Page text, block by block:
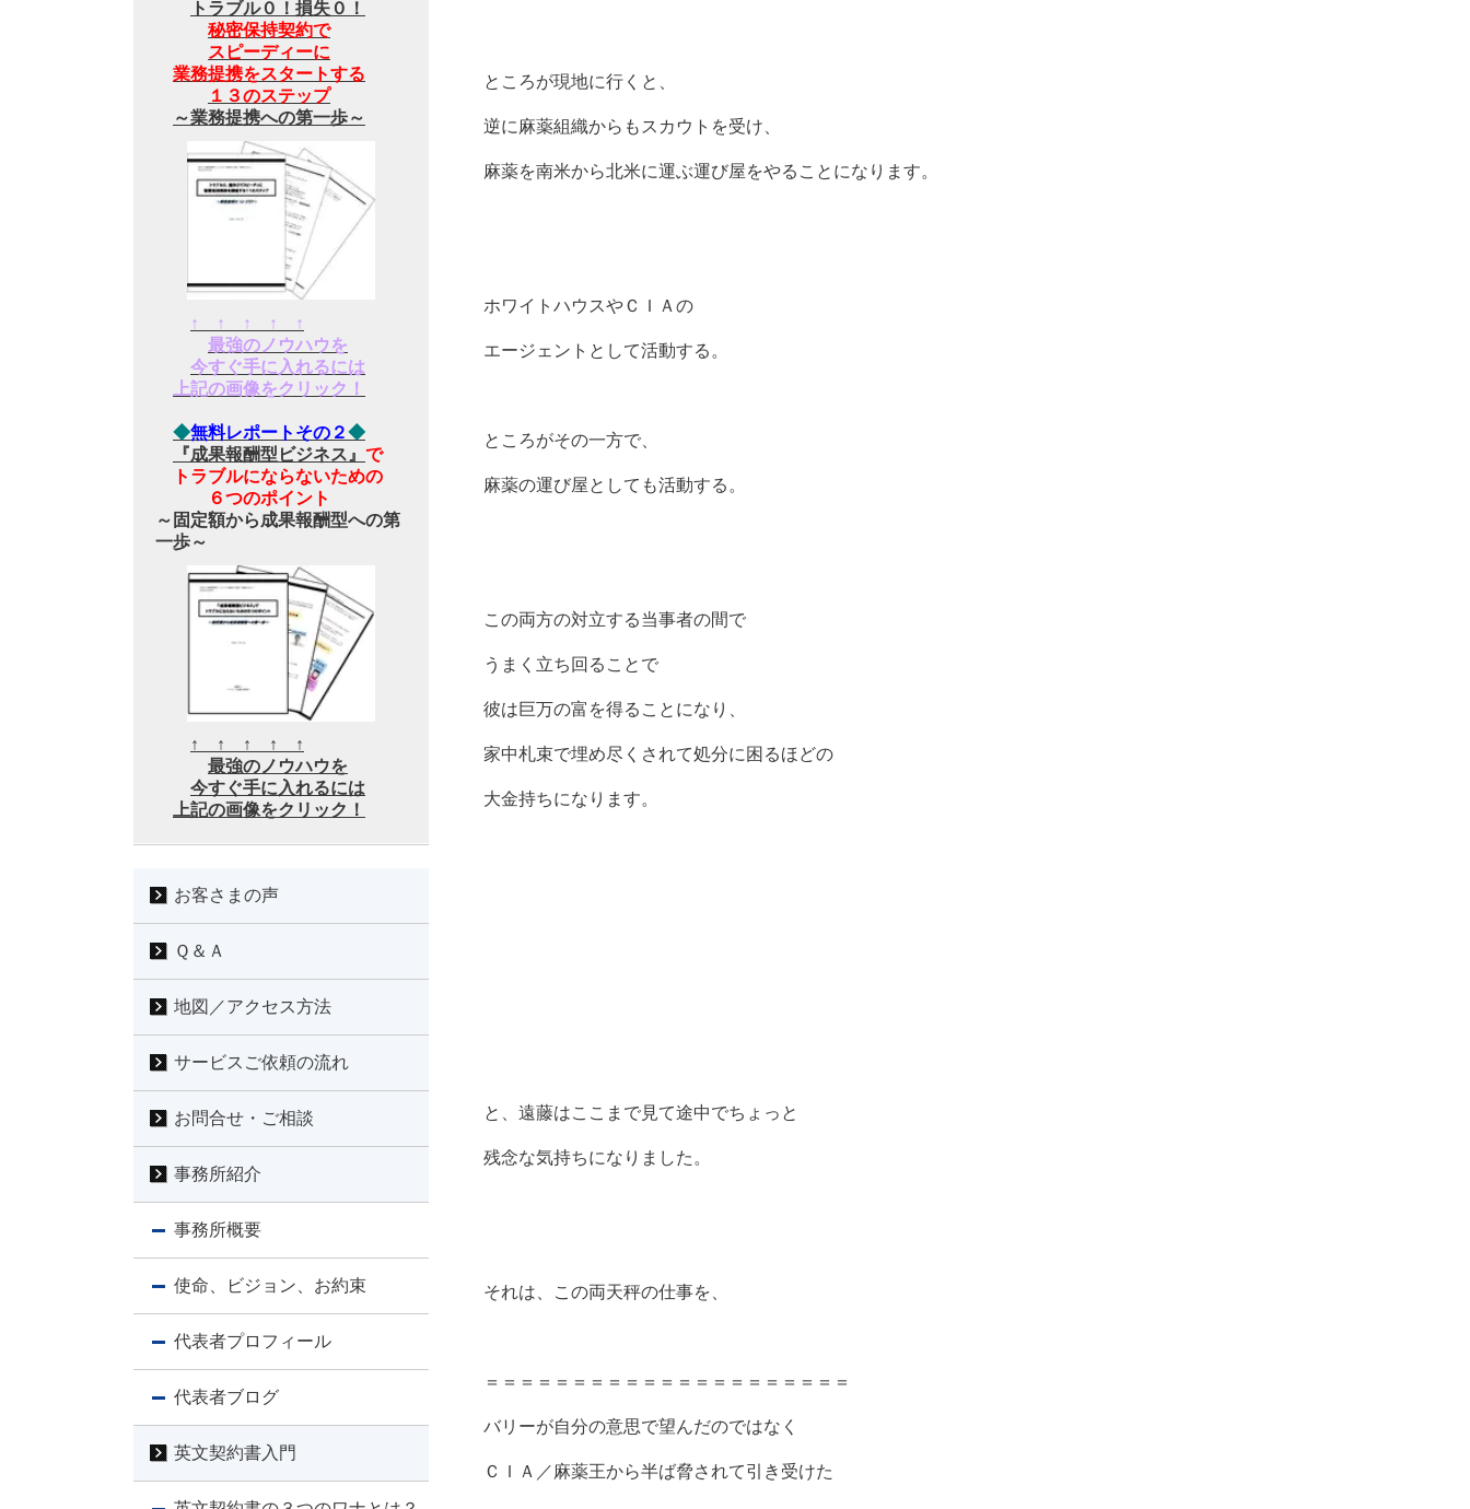
ところが現地に行くと、
逆に麻薬組織からもスカウトを受け、
麻薬を南米から北米に運ぶ運び屋をやることになります。
ホワイトハウスやＣＩＡの
エージェントとして活動する。
ところがその一方で、
麻薬の運び屋としても活動する。
この両方の対立する当事者の間で
うまく立ち回ることで
彼は巨万の富を得ることになり、
家中札束で埋め尽くされて処分に困るほどの
大金持ちになります。
と、遠藤はここまで見て途中でちょっと
残念な気持ちになりました。
それは、この両天秤の仕事を、
＝＝＝＝＝＝＝＝＝＝＝＝＝＝＝＝＝＝＝＝＝
バリーが自分の意思で望んだのではなく
ＣＩＡ／麻薬王から半ば脅されて引き受けた
トラブル０！損失０！
秘密保持契約で
スピーディーに
業務提携をスタートする
１３のステップ
～業務提携への第一歩～
↑ ↑ ↑ ↑ ↑
最強のノウハウを
今すぐ手に入れるには
上記の画像をクリック！
◆無料レポートその２◆
『成果報酬型ビジネス』 で
トラブルにならないための
６つのポイント
～固定額から成果報酬型への第
一歩～
↑ ↑ ↑ ↑ ↑
最強のノウハウを
今すぐ手に入れるには
上記の画像をクリック！
お客さまの声
Ｑ＆Ａ
地図／アクセス方法
サービスご依頼の流れ
お問合せ・ご相談
事務所紹介
事務所概要
使命、ビジョン、お約束
代表者プロフィール
代表者ブログ
英文契約書入門